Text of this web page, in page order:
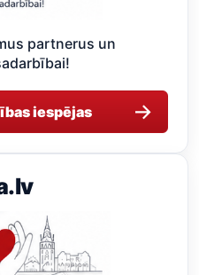
partnerus un
iespējas →